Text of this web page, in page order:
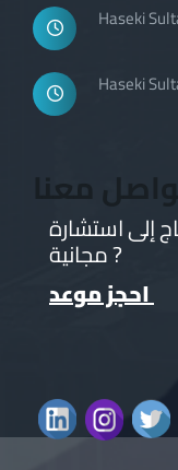
Haseki
Haseki
تواصل معنا
إلى استشارة
مجانية ?
احجز موعد